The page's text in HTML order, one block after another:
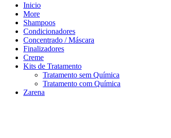
Inicio
More
Shampoos
Condicionadores
Concentrado / Máscara
Finalizadores
Creme
Kits de Tratamento
Tratamento sem Química
Tratamento com Química
Zarena